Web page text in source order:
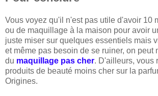
Vous voyez qu'il n'est pas utile d'avoir 10
ou de maquillage à la maison pour avoir
juste miser sur quelques essentiels mais
et même pas besoin de se ruiner, on peut
du maquillage pas cher. D'ailleurs, vous
produits de beauté moins cher sur la
Origines.